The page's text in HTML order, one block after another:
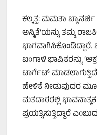
ಕಲ್ಕತ್ತ: ಮಮತಾ
ಅಸ್ಮಿತೆ’ಯನ್ನು ತಮ್ಮ
ಬಂಗಾಳಿ ಭಾಷಿಕರನ್ನು
ಟಾರ್ಗೆಟ್‌
ಹೇಳಿಕೆ ನೀಡುವುದರ
ಮತದಾರರಲ್ಲಿ
ಪ್ರಯತ್ನಿಸುತ್ತಿದ್ದಾರೆ